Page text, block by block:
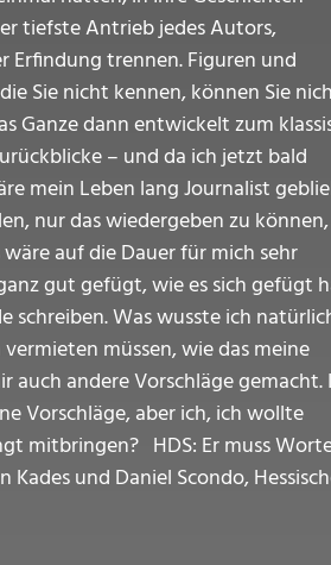
tiefste Antrieb jedes Autors,
Erfindung trennen. Figuren und
Sie nicht kennen, können Sie
Ganze dann entwickelt zum
– und da ich jetzt bald
mein Leben lang Journalist
nur das wiedergeben zu
auf die Dauer für mich sehr
gut gefügt, wie es sich gefügt
schreiben. Was wusste ich
müssen, wie das meine
andere Vorschläge gemacht.
Vorschläge, aber ich, ich wollte
mitbringen? HDS: Er muss
und Daniel Scondo,